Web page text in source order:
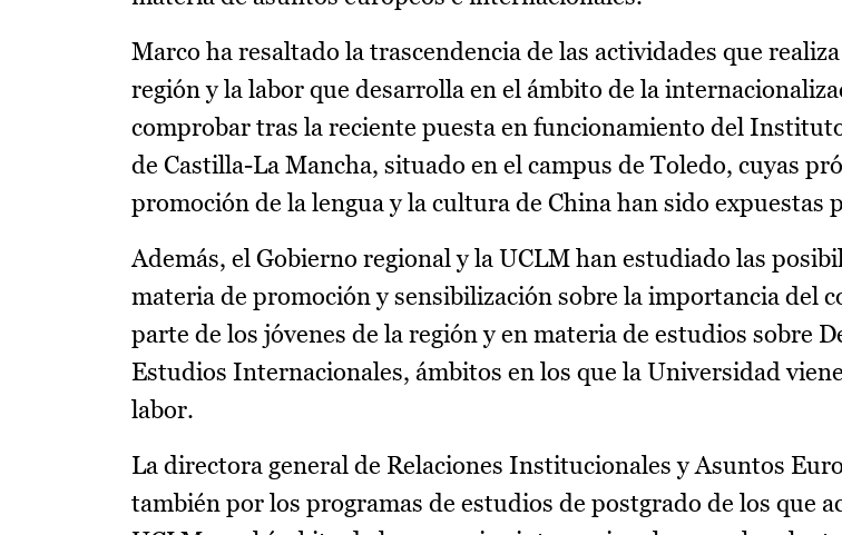
Marco ha resaltado la trascendencia de las actividades que
región y la labor que desarrolla en el ámbito de la
comprobar tras la reciente puesta en funcionamiento del
de Castilla-La Mancha, situado en el campus de Toledo, cuyas
promoción de la lengua y la cultura de China han sido expuestas
Además, el Gobierno regional y la UCLM han estudiado las
materia de promoción y sensibilización sobre la importancia del
parte de los jóvenes de la región y en materia de estudios sobre
Estudios Internacionales, ámbitos en los que la Universidad
labor.
La directora general de Relaciones Institucionales y Asuntos
también por los programas de estudios de postgrado de los que